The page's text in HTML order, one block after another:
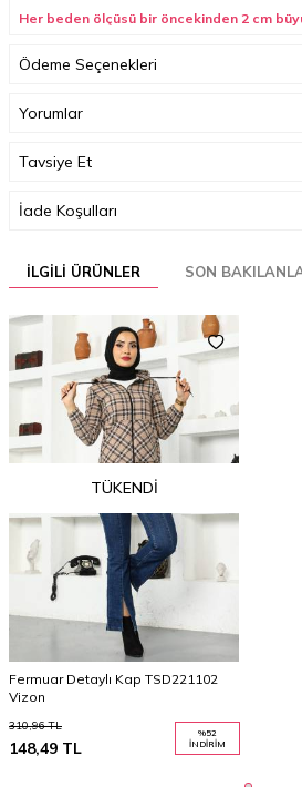
Her beden ölçüsü bir öncekinden 2 cm
Boyutlar (cm)
Ödeme Seçenekleri
Yorumlar
Tavsiye Et
İade Koşulları
İLGILI ÜRÜNLER SON
TÜKENDI
Fermuar Detaylı Kap TSD221102
Vizon
310,96TL
148,49 TL
%52
İNDIRIM